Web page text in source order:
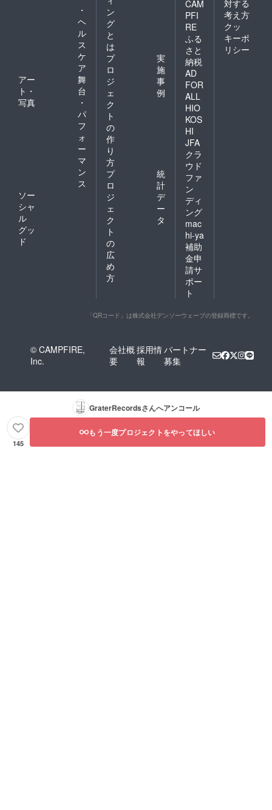
・
ヘ
ル
ス
ケ
ア
アー
ト・
写真
舞
台
・
パ
フ
ォ
ー
マ
ン
ス
ソー
シャ
ル
グッ
ド
ン
グ
と
は
プ
ロ
ジ
ェ
ク
ト
の
作
り
方
実
施
事
例
プ
ロ
ジ
ェ
ク
ト
の
広
め
方
統
計
デ
ー
タ
CAM
PFI
RE
ふる
さと
納税
AD
FOR
ALL
HIO
KOS
HI
JFA
クラ
ウド
ファ
ン
ディ
ング
mac
hi-ya
補助
金申
請サ
ポー
ト
対する
考え方
クッ
キーポ
リシー
「QRコード」は株式会社デンソーウェーブの登録商標です。
© CAMPFIRE,
Inc.
会社概
要
採用情
報
パートナー
募集
GraterRecordsさんへアンコール
145
もう一度プロジェクトをやってほしい